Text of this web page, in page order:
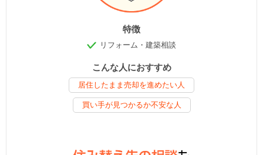
特徴
リフォーム・建築相談
こんな人におすすめ
居住したまま売却を進めたい人
買い手が見つかるか不安な人